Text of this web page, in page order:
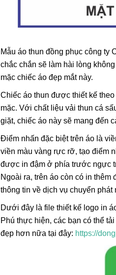
Mẫu áo thun đồng phục công ty
chắc chắn sẽ làm hài lòng
mặc chiếc áo đẹp mắt này.
Chiếc áo thun được thiết kế
mặc. Với chất liệu vải thun cá
giặt, chiếc áo này sẽ mang đến
Điểm nhấn đặc biệt trên áo là
viền màu vàng rực rỡ, tạo điểm
được in đậm ở phía trước ngực
Ngoài ra, trên áo còn có in
thông tin về dịch vụ chuyển
Dưới đây là file thiết kế logo in
Phú thực hiện, các bạn có thể
đẹp hơn nữa tại đây: https://